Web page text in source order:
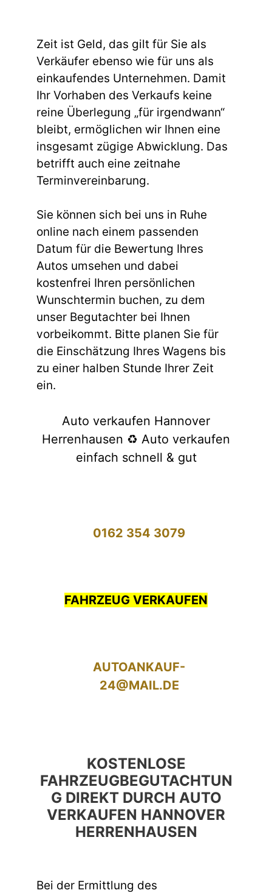
Zeit ist Geld, das gilt für Sie als
Verkäufer ebenso wie für uns als
einkaufendes Unternehmen. Damit
Ihr Vorhaben des Verkaufs keine
reine Überlegung „für irgendwann“
bleibt, ermöglichen wir Ihnen eine
insgesamt zügige Abwicklung. Das
betrifft auch eine zeitnahe
Terminvereinbarung.
Sie können sich bei uns in Ruhe
online nach einem passenden
Datum für die Bewertung Ihres
Autos umsehen und dabei
kostenfrei Ihren persönlichen
Wunschtermin buchen, zu dem
unser Begutachter bei Ihnen
vorbeikommt. Bitte planen Sie für
die Einschätzung Ihres Wagens bis
zu einer halben Stunde Ihrer Zeit
ein.
Auto verkaufen Hannover
Herrenhausen ♻️ Auto verkaufen
einfach schnell & gut
0162 354 3079
FAHRZEUG VERKAUFEN
AUTOANKAUF-
24@MAIL.DE
KOSTENLOSE
FAHRZEUGBEGUTACHTUN
G DIREKT DURCH AUTO
VERKAUFEN HANNOVER
HERRENHAUSEN
Bei der Ermittlung des